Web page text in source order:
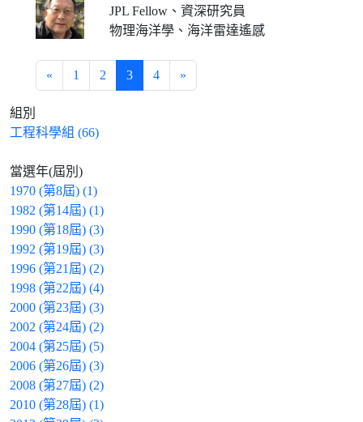
JPL Fellow、資深研究員
物理海洋學、海洋雷達遙感
« 1 2 3 4 »
組別
工程科學組 (66)
當選年(屆別)
1970 (第8屆) (1)
1982 (第14屆) (1)
1990 (第18屆) (3)
1992 (第19屆) (3)
1996 (第21屆) (2)
1998 (第22屆) (4)
2000 (第23屆) (3)
2002 (第24屆) (2)
2004 (第25屆) (5)
2006 (第26屆) (3)
2008 (第27屆) (2)
2010 (第28屆) (1)